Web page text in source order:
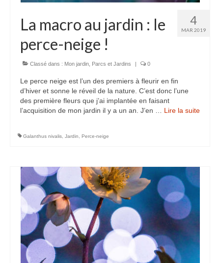
4
MAR 2019
La macro au jardin : le
perce-neige !
Classé dans : Mon jardin Parcs et Jardins | 0
Le perce neige est l’un des premiers à fleurir en fin
d’hiver et sonne le réveil de la nature. C’est donc l’une
des première fleurs que j’ai implantée en faisant
l’acquisition de mon jardin il y a un an. J’en … Lire la suite­­
Galanthus nivalis Jardin Perce-neige